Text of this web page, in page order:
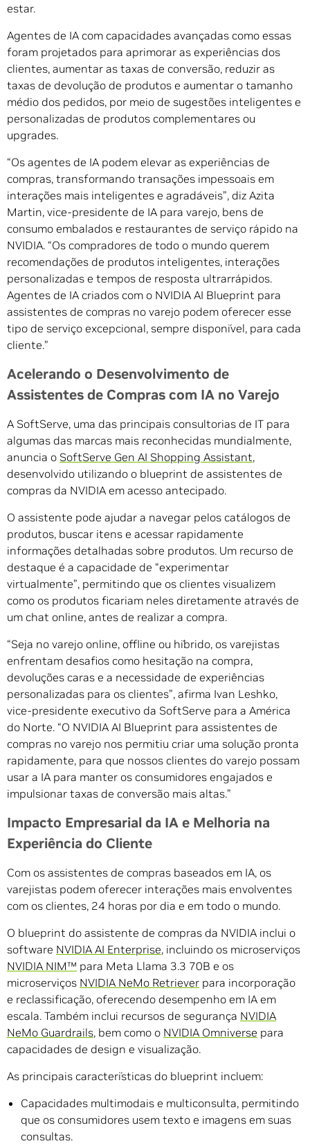
estar.
Agentes de IA com capacidades avançadas como essas
foram projetados para aprimorar as experiências dos
clientes, aumentar as taxas de conversão, reduzir as
taxas de devolução de produtos e aumentar o tamanho
médio dos pedidos, por meio de sugestões inteligentes e
personalizadas de produtos complementares ou
upgrades.
“Os agentes de IA podem elevar as experiências de
compras, transformando transações impessoais em
interações mais inteligentes e agradáveis”, diz Azita
Martin, vice-presidente de IA para varejo, bens de
consumo embalados e restaurantes de serviço rápido na
NVIDIA. “Os compradores de todo o mundo querem
recomendações de produtos inteligentes, interações
personalizadas e tempos de resposta ultrarrápidos.
Agentes de IA criados com o NVIDIA AI Blueprint para
assistentes de compras no varejo podem oferecer esse
tipo de serviço excepcional, sempre disponível, para cada
cliente.”
Acelerando o Desenvolvimento de
Assistentes de Compras com IA no Varejo
A SoftServe, uma das principais consultorias de IT para
algumas das marcas mais reconhecidas mundialmente,
anuncia o SoftServe Gen AI Shopping Assistant,
desenvolvido utilizando o blueprint de assistentes de
compras da NVIDIA em acesso antecipado.
O assistente pode ajudar a navegar pelos catálogos de
produtos, buscar itens e acessar rapidamente
informações detalhadas sobre produtos. Um recurso de
destaque é a capacidade de “experimentar
virtualmente”, permitindo que os clientes visualizem
como os produtos ficariam neles diretamente através de
um chat online, antes de realizar a compra.
“Seja no varejo online, offline ou híbrido, os varejistas
enfrentam desafios como hesitação na compra,
devoluções caras e a necessidade de experiências
personalizadas para os clientes”, afirma Ivan Leshko,
vice-presidente executivo da SoftServe para a América
do Norte. “O NVIDIA AI Blueprint para assistentes de
compras no varejo nos permitiu criar uma solução pronta
rapidamente, para que nossos clientes do varejo possam
usar a IA para manter os consumidores engajados e
impulsionar taxas de conversão mais altas.”
Impacto Empresarial da IA e Melhoria na
Experiência do Cliente
Com os assistentes de compras baseados em IA, os
varejistas podem oferecer interações mais envolventes
com os clientes, 24 horas por dia e em todo o mundo.
O blueprint do assistente de compras da NVIDIA inclui o
software NVIDIA AI Enterprise, incluindo os microserviços
NVIDIA NIM™ para Meta Llama 3.3 70B e os
microserviços NVIDIA NeMo Retriever para incorporação
e reclassificação, oferecendo desempenho em IA em
escala. Também inclui recursos de segurança NVIDIA
NeMo Guardrails, bem como o NVIDIA Omniverse para
capacidades de design e visualização.
As principais características do blueprint incluem:
Capacidades multimodais e multiconsulta, permitindo
que os consumidores usem texto e imagens em suas
consultas.